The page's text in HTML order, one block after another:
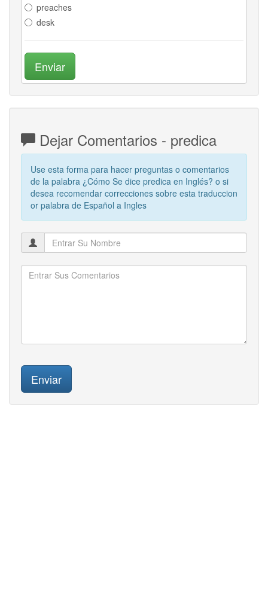
preaches
desk
Enviar
Dejar Comentarios - predica
Use esta forma para hacer preguntas o comentarios
de la palabra ¿Cómo Se dice predica en Inglés? o si
desea recomendar correcciones sobre esta traduccion
or palabra de Español a Ingles